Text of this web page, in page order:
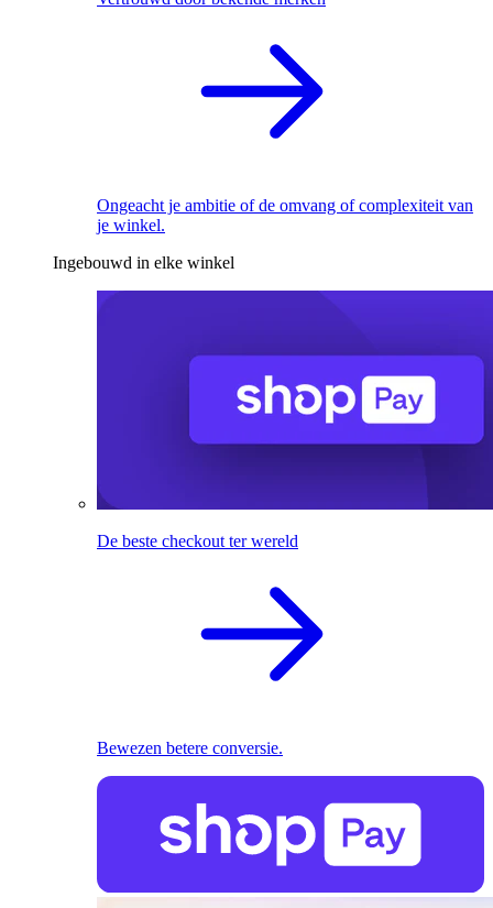
Ongeacht je ambitie of de omvang of complexiteit van
je winkel.
Ingebouwd in elke winkel
De beste checkout ter wereld
Bewezen betere conversie.